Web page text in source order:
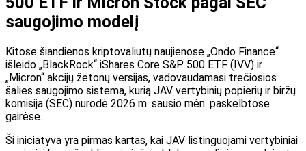
saugojimo modelį
Kitose šiandienos kriptovaliutų naujienose „Ondo Finance“
išleido „BlackRock“ iShares Core S&P 500 ETF (IVV) ir
„Micron“ akcijų žetonų versijas, vadovaudamasi trečiosios
šalies saugojimo sistema, kurią JAV vertybinių popierių ir biržų
komisija (SEC) nurodė 2026 m. sausio mėn. paskelbtose
gairėse.
Ši iniciatyva yra pirmas kartas, kai JAV listinguojami vertybiniai